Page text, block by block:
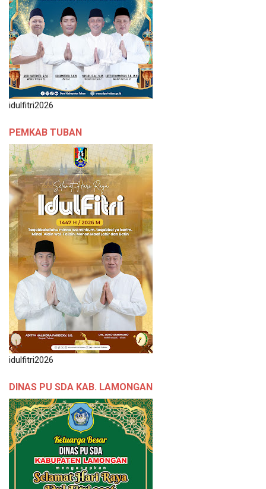
idulfitri2026
PEMKAB TUBAN
idulfitri2026
DINAS PU SDA KAB. LAMONGAN